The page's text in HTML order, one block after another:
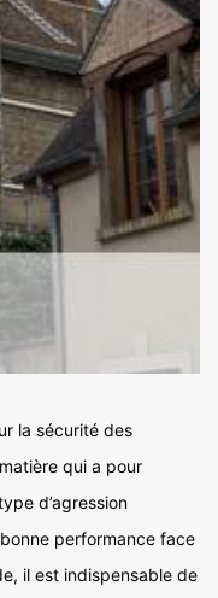
la sécurité des
qui a pour
d’agression
performance face
il est indispensable de